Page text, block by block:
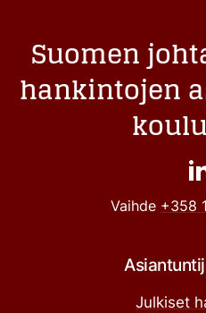
Suomen
hankintojen
Vaihde +358
Julkiset